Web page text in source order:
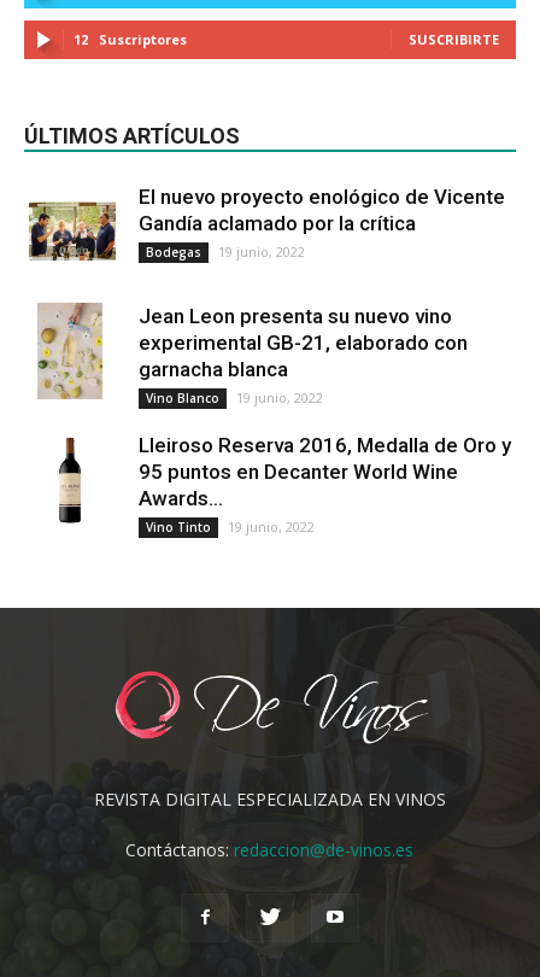
12 Suscriptores SUSCRIBIRTE
ÚLTIMOS ARTÍCULOS
El nuevo proyecto enológico de Vicente
Gandía aclamado por la crítica
Bodegas 19 junio, 2022
Jean Leon presenta su nuevo vino
experimental GB-21, elaborado con
garnacha blanca
Vino Blanco 19 junio, 2022
Lleiroso Reserva 2016, Medalla de Oro y
95 puntos en Decanter World Wine
Awards...
Vino Tinto 19 junio, 2022
REVISTA DIGITAL ESPECIALIZADA EN VINOS
Contáctanos:redaccion@de-vinos.es